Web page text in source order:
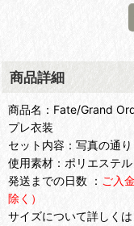
商品詳細
商品名：Fate/Grand
プレ衣装
セット内容：写真の通り
使用素材：ポリエステ
発送までの日数 ： ご入
除く）
サイズについて詳しく